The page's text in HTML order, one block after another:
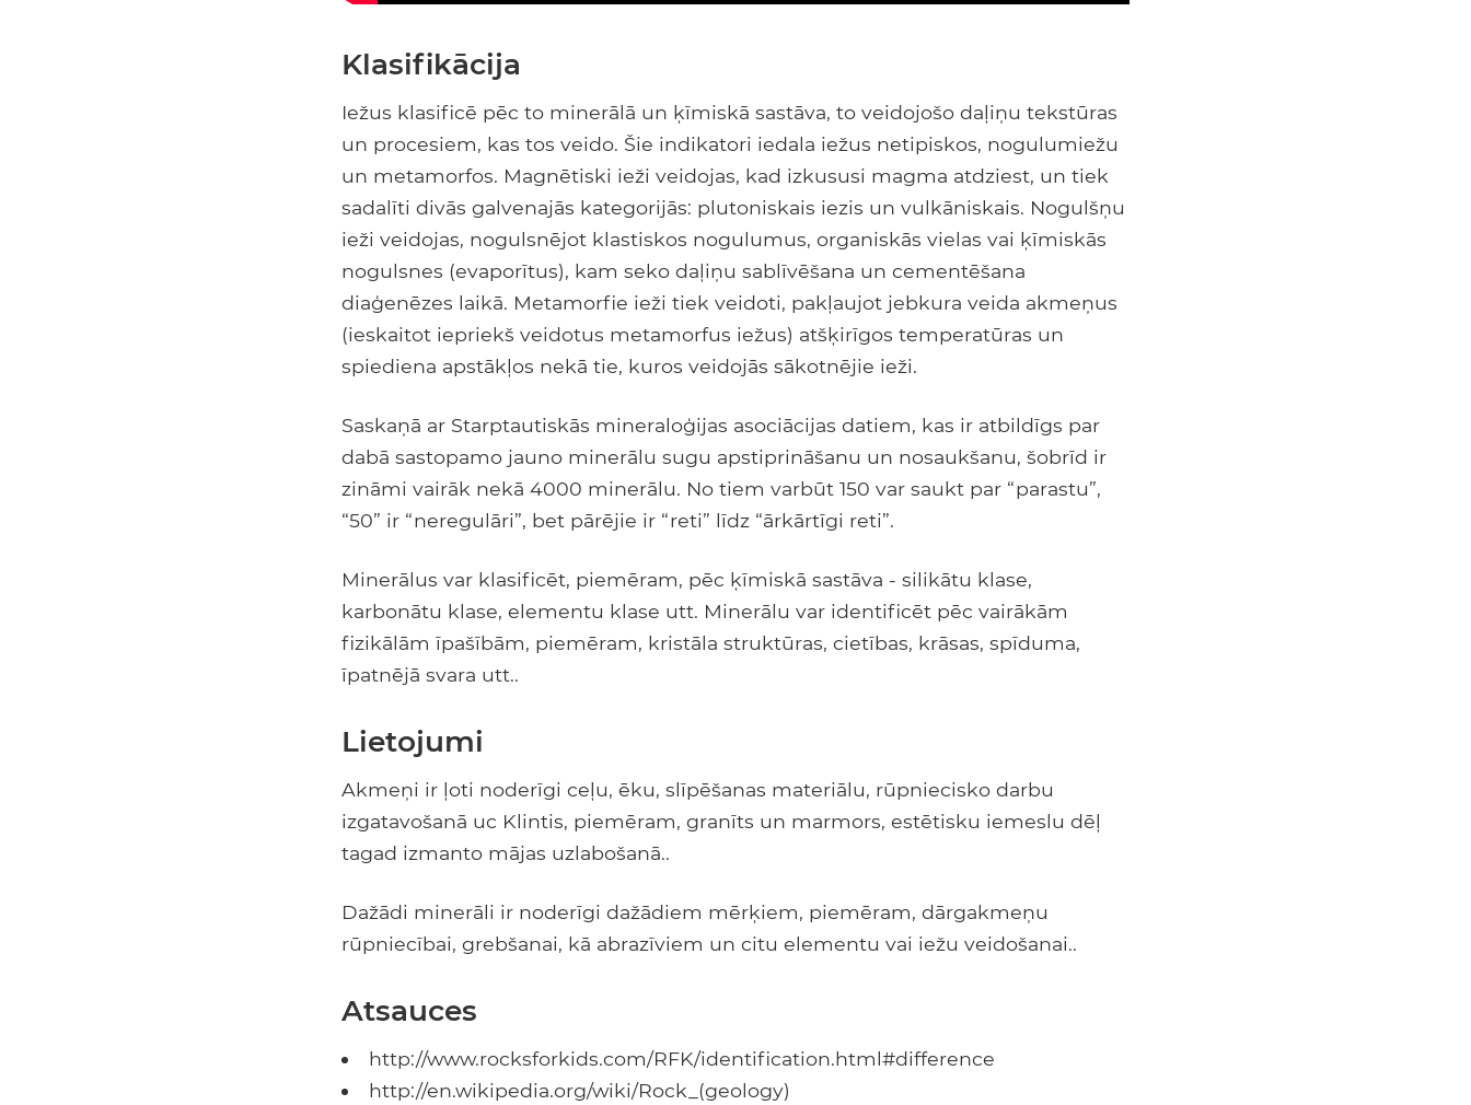
Klasifikācija
Iežus klasificē pēc to minerālā un ķīmiskā sastāva, to veidojošo daļiņu tekstūras
un procesiem, kas tos veido. Šie indikatori iedala iežus netipiskos, nogulumiežu
un metamorfos. Magnētiski ieži veidojas, kad izkususi magma atdziest, un tiek
sadalīti divās galvenajās kategorijās: plutoniskais iezis un vulkāniskais. Nogulšņu
ieži veidojas, nogulsnējot klastiskos nogulumus, organiskās vielas vai ķīmiskās
nogulsnes (evaporītus), kam seko daļiņu sablīvēšana un cementēšana
diaģenēzes laikā. Metamorfie ieži tiek veidoti, pakļaujot jebkura veida akmeņus
(ieskaitot iepriekš veidotus metamorfus iežus) atšķirīgos temperatūras un
spiediena apstākļos nekā tie, kuros veidojās sākotnējie ieži.
Saskaņā ar Starptautiskās mineraloģijas asociācijas datiem, kas ir atbildīgs par
dabā sastopamo jauno minerālu sugu apstiprināšanu un nosaukšanu, šobrīd ir
zināmi vairāk nekā 4000 minerālu. No tiem varbūt 150 var saukt par “parastu”,
“50” ir “neregulāri”, bet pārējie ir “reti” līdz “ārkārtīgi reti”.
Minerālus var klasificēt, piemēram, pēc ķīmiskā sastāva - silikātu klase,
karbonātu klase, elementu klase utt. Minerālu var identificēt pēc vairākām
fizikālām īpašībām, piemēram, kristāla struktūras, cietības, krāsas, spīduma,
īpatnējā svara utt..
Lietojumi
Akmeņi ir ļoti noderīgi ceļu, ēku, slīpēšanas materiālu, rūpniecisko darbu
izgatavošanā uc Klintis, piemēram, granīts un marmors, estētisku iemeslu dēļ
tagad izmanto mājas uzlabošanā..
Dažādi minerāli ir noderīgi dažādiem mērķiem, piemēram, dārgakmeņu
rūpniecībai, grebšanai, kā abrazīviem un citu elementu vai iežu veidošanai..
Atsauces
http://www.rocksforkids.com/RFK/identification.html#difference
http://en.wikipedia.org/wiki/Rock_(geology)